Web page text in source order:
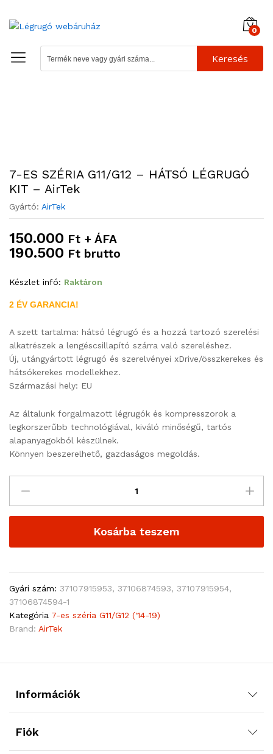
0
Keresés
7-ES SZÉRIA G11/G12 – HÁTSÓ LÉGRUGÓ
KIT – AirTek
Gyártó: AirTek
150.000 Ft + ÁFA
190.500 Ft brutto
Készlet infó: Raktáron
2 ÉV GARANCIA!
A szett tartalma: hátsó légrugó és a hozzá tartozó szerelési
alkatrészek a lengéscsillapító szárra való szereléshez.
Új, utángyártott légrugó és szerelvényei xDrive/összkerekes és
hátsókerekes modellekhez.
Származási hely: EU
Az általunk forgalmazott légrugók és kompresszorok a
legkorszerűbb technológiával, kiváló minőségű, tartós
alapanyagokból készülnek.
Könnyen beszerelhető, gazdaságos megoldás.
Kosárba teszem
Gyári szám: 37107915953, 37106874593, 37107915954,
37106874594-1
Kategória 7-es széria G11/G12 ('14-19)
Brand: AirTek
Információk
Fiók